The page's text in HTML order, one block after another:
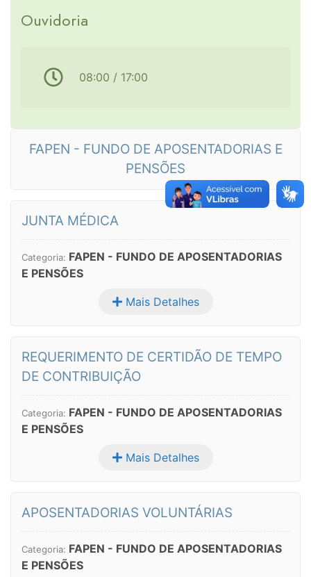
Ouvidoria
08:00 / 17:00
FAPEN - FUNDO DE APOSENTADORIAS E
PENSÕES
JUNTA MÉDICA
Categoria: FAPEN - FUNDO DE APOSENTADORIAS
E PENSÕES
Mais Detalhes
REQUERIMENTO DE CERTIDÃO DE TEMPO
DE CONTRIBUIÇÃO
Categoria: FAPEN - FUNDO DE APOSENTADORIAS
E PENSÕES
Mais Detalhes
APOSENTADORIAS VOLUNTÁRIAS
Categoria: FAPEN - FUNDO DE APOSENTADORIAS
E PENSÕES